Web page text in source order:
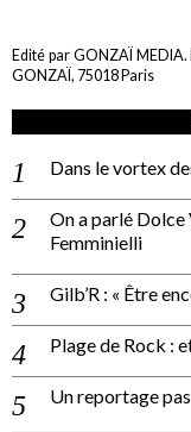
Edité par GONZAÏ
GONZAÏ, 75018 Paris
Dans le vortex
On a parlé
Femminielli
Gilb’R : « Être
Plage de Rock :
Un reportage